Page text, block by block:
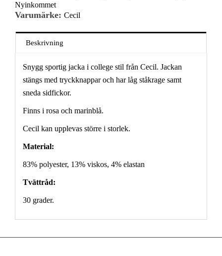
Nyinkommet
Varumärke: Cecil
Beskrivning
Snygg sportig jacka i college stil från Cecil. Jackan
stängs med tryckknappar och har låg ståkrage samt
sneda sidfickor.
Finns i rosa och marinblå.
Cecil kan upplevas större i storlek.
Material:
83% polyester, 13% viskos, 4% elastan
Tvättråd:
30 grader.